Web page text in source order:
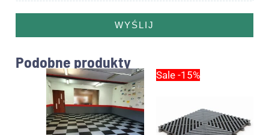
WYŚLIJ
Podobne produkty
Sale -15%Pierwotna
cena
15.00zł.